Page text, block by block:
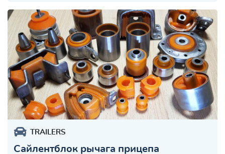
TRAILERS
Сайлентблок рычага прицепа